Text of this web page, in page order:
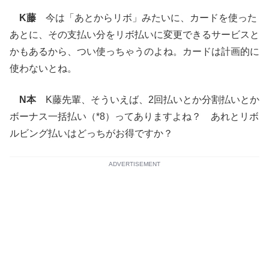
K藤 今は「あとからリボ」みたいに、カードを使った
あとに、その支払い分をリボ払いに変更できるサービスと
かもあるから、つい使っちゃうのよね。カードは計画的に
使わないとね。
N本
K藤先輩、そういえば、2回払いとか分割払いとか
ボーナス一括払い（*8）ってありますよね？ あれとリボ
ルビング払いはどっちがお得ですか？
ADVERTISEMENT